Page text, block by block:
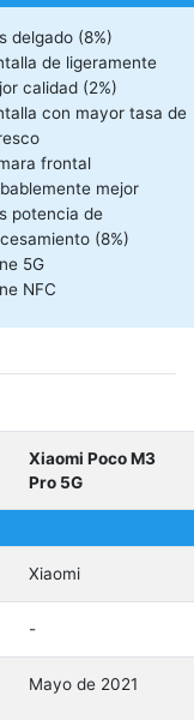
delgado (8%)
de ligeramente
calidad (2%)
con mayor tasa de
frontal
mejor
potencia de
(8%)
5G
NFC
Xiaomi Poco M3
Pro 5G
Xiaomi
-
Mayo de 2021